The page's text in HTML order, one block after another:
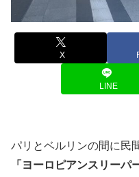
X
LINE
パリとベルリンの間に民
「ヨーロピアンスリーパ